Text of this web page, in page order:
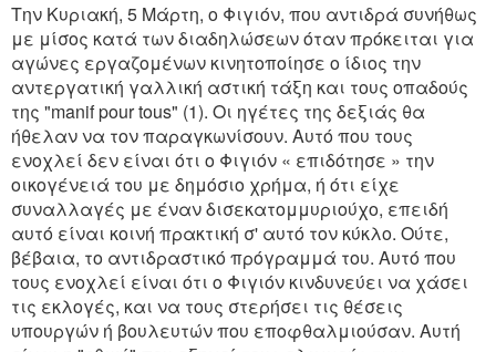
Την Κυριακή, 5 Μάρτη, ο Φιγιόν, που αντιδρά συνήθως
με μίσος κατά των διαδηλώσεων όταν πρόκειται για
αγώνες εργαζομένων κινητοποίησε ο ίδιος την
αντεργατική γαλλική αστική τάξη και τους οπαδούς
της "manif pour tous" (1). Οι ηγέτες της δεξιάς θα
ήθελαν να τον παραγκωνίσουν. Αυτό που τους
ενοχλεί δεν είναι ότι ο Φιγιόν « επιδότησε » την
οικογένειά του με δημόσιο χρήμα, ή ότι είχε
συναλλαγές με έναν δισεκατομμυριούχο, επειδή
αυτό είναι κοινή πρακτική σ' αυτό τον κύκλο. Ούτε,
βέβαια, το αντιδραστικό πρόγραμμά του. Αυτό που
τους ενοχλεί είναι ότι ο Φιγιόν κινδυνεύει να χάσει
τις εκλογές, και να τους στερήσει τις θέσεις
υπουργών ή βουλευτών που εποφθαλμιούσαν. Αυτή